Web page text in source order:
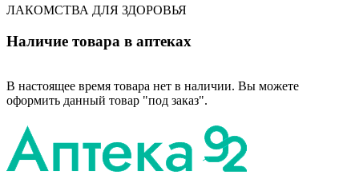
ЛАКОМСТВА ДЛЯ ЗДОРОВЬЯ
Наличие товара в аптеках
В настоящее время товара нет в наличии. Вы можете
оформить данный товар "под заказ".